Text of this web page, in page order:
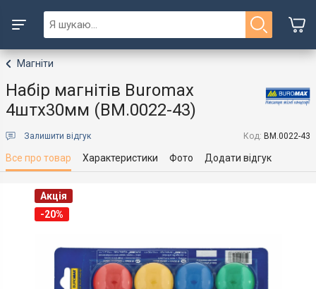
Магніти
Набір магнітів Buromax
4штх30мм (BM.0022-43)
Залишити відгук Код: BM.0022-43
Все про товар Характеристики Фото Додати відгук
Акція
-20%